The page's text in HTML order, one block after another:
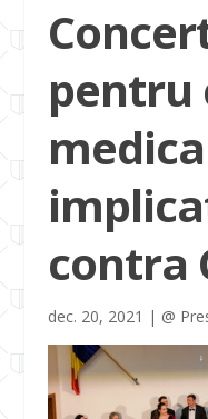
pentru
contra
dec. 20, 2021 | @